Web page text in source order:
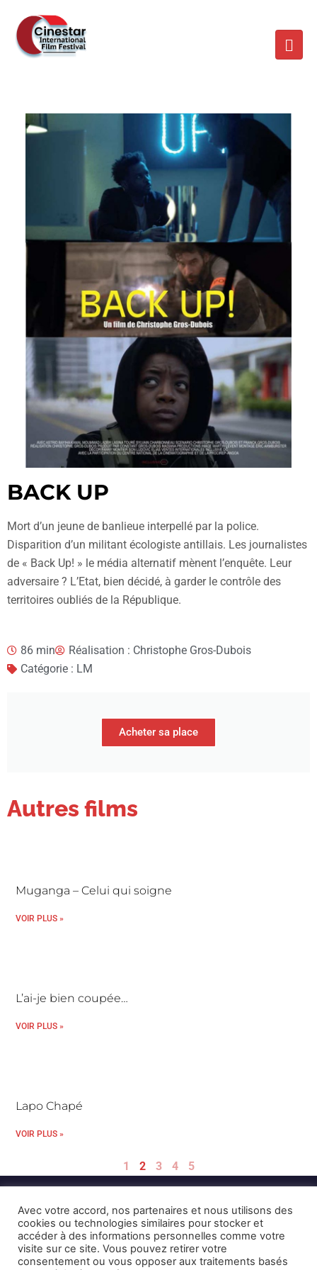
BACK UP
Mort d’un jeune de banlieue interpellé par la police.
Disparition d’un militant écologiste antillais. Les journalistes
de « Back Up! » le média alternatif mènent l’enquête. Leur
adversaire ? L’Etat, bien décidé, à garder le contrôle des
territoires oubliés de la République.
86 min
Réalisation : Christophe Gros-Dubois
Catégorie : LM
Acheter sa place
Autres films
Muganga – Celui qui soigne
VOIR PLUS »
L’ai-je bien coupée…
VOIR PLUS »
Lapo Chapé
VOIR PLUS »
1 2 3 4 5
Mentions Légales et CGU Crédits
Avec votre accord, nos partenaires et nous utilisons des
cookies ou technologies similaires pour stocker et
accéder à des informations personnelles comme votre
visite sur ce site. Vous pouvez retirer votre
consentement ou vous opposer aux traitements basés